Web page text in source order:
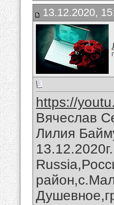
13.12.2020,
https://
Вячеслав
Лилия